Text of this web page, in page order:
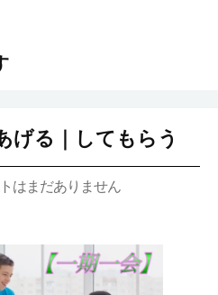
げる｜してもらう
はまだありません